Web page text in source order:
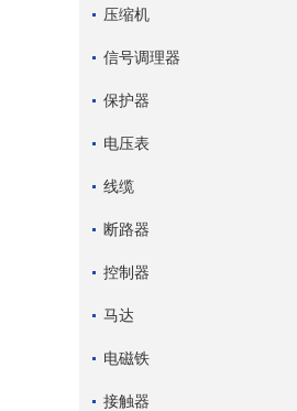
压缩机
信号调理器
保护器
电压表
线缆
断路器
控制器
马达
电磁铁
接触器